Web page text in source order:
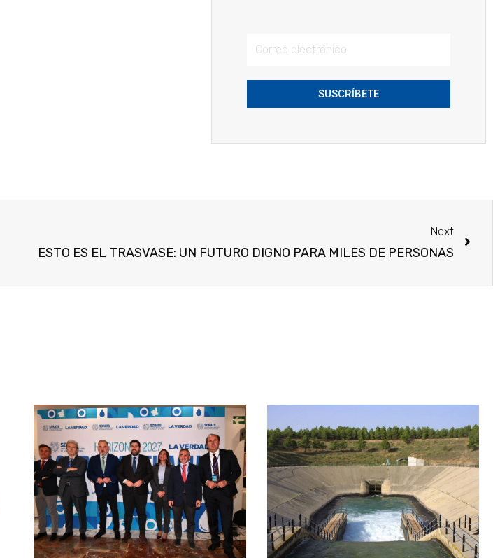
SUSCRÍBETE
Next
ESTO ES EL TRASVASE: UN FUTURO DIGNO PARA MILES DE PERSONAS